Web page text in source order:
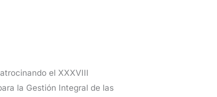
el XXXVIII
la Gestión Integral de las